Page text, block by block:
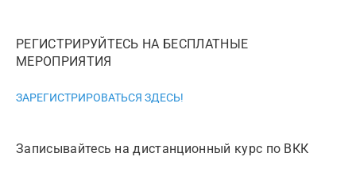
РЕГИСТРИРУЙТЕСЬ НА БЕСПЛАТНЫЕ
МЕРОПРИЯТИЯ
ЗАРЕГИСТРИРОВАТЬСЯ ЗДЕСЬ!
Записывайтесь на дистанционный курс по ВКК